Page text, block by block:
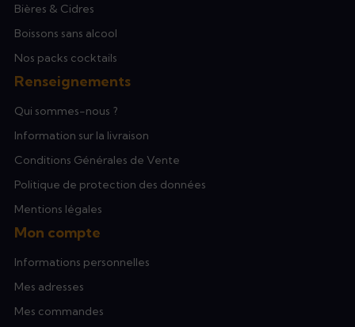
Bières & Cidres
Boissons sans alcool
Nos packs cocktails
Renseignements
Qui sommes-nous ?
Information sur la livraison
Conditions Générales de Vente
Politique de protection des données
Mentions légales
Mon compte
Informations personnelles
Mes adresses
Mes commandes